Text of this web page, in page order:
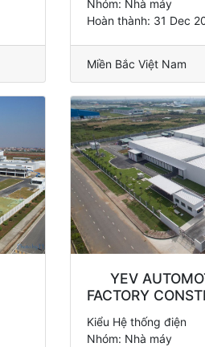
Nhóm: Nhà máy
Hoàn thành: 31 Dec
Miền Bắc Việt Nam
YEV
FACTORY
Kiểu Hệ thống điện
Nhóm: Nhà máy